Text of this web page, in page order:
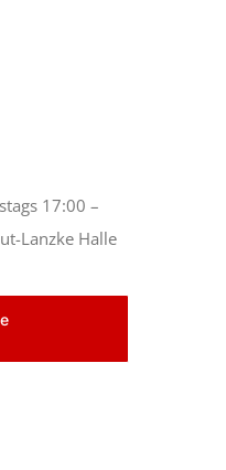
17:00 –
Lanzke Halle